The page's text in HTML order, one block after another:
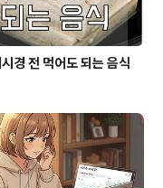
경 전 먹어도 되는 음식